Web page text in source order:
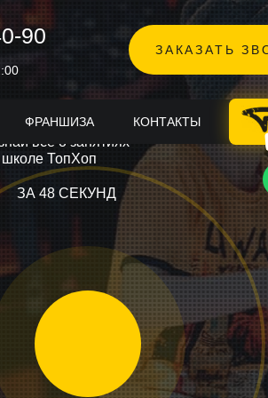
90
ЗАКАЗАТЬ
ФРАНШИЗА КОНТАКТЫ
всё о занятиях
школе ТопХоп
ЗА 48 СЕКУНД